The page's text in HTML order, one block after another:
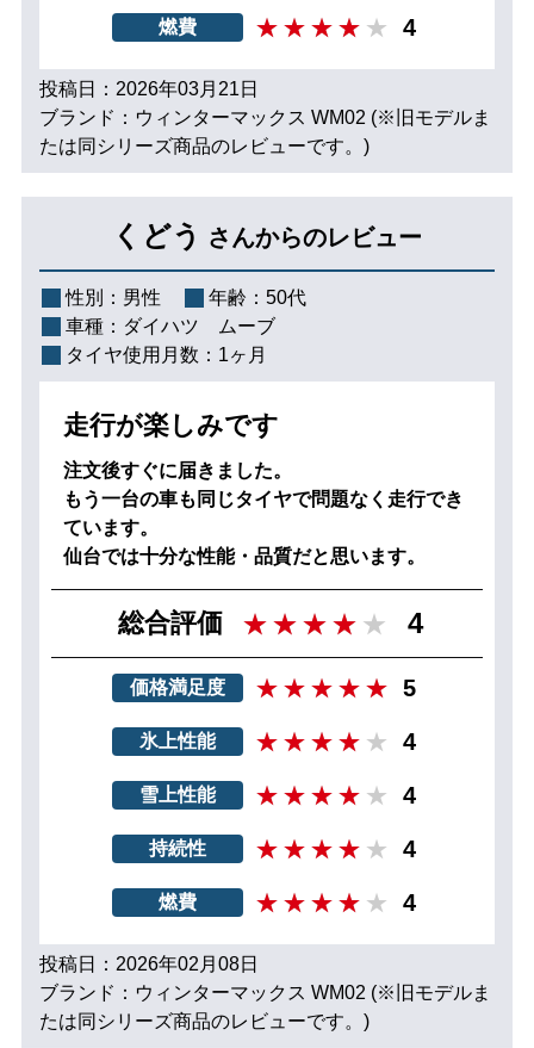
燃費 4
投稿日：2026年03月21日
ブランド：ウィンターマックス WM02 (※旧モデルま
たは同シリーズ商品のレビューです。)
くどう さんからのレビュー
性別： 男性 年齢： 50代
車種： ダイハツ ムーブ
タイヤ使用月数： 1ヶ月
走行が楽しみです
注文後すぐに届きました。
もう一台の車も同じタイヤで問題なく走行でき
ています。
仙台では十分な性能・品質だと思います。
総合評価 4
価格満足度 5
氷上性能 4
雪上性能 4
持続性 4
燃費 4
投稿日：2026年02月08日
ブランド：ウィンターマックス WM02 (※旧モデルま
たは同シリーズ商品のレビューです。)